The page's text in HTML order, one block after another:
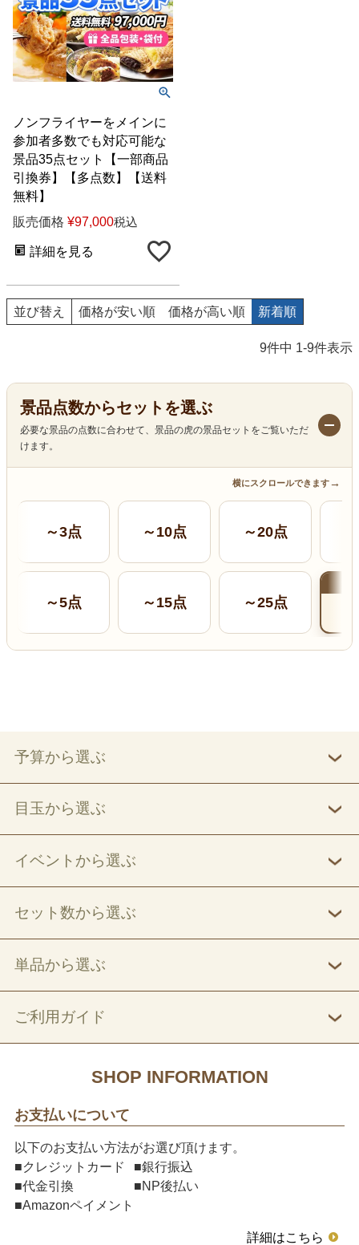
ノンフライヤーをメインに
参加者多数でも対応可能な
景品35点セット【一部商品
引換券】【多点数】【送料
無料】
販売価格 ¥97,000税込
詳細を見る
並び替え 価格が安い順 価格が高い順 新着順
9件中 1-9件表示
景品点数からセットを選ぶ
必要な景品の点数に合わせて、景品の虎の景品セットをご覧いただ
けます。
横にスクロールできます→
～3点
～5点
～10点
～15点
～20点
～25点
予算から選ぶ
目玉から選ぶ
イベントから選ぶ
セット数から選ぶ
単品から選ぶ
ご利用ガイド
SHOP INFORMATION
お支払いについて
以下のお支払い方法がお選び頂けます。
■クレジットカード
■銀行振込
■代金引換
■NP後払い
■Amazonペイメント
詳細はこちら